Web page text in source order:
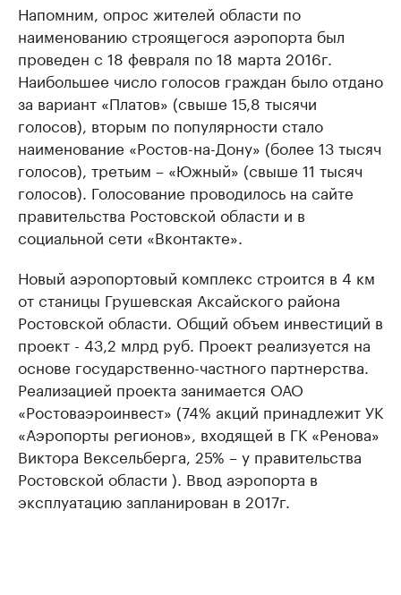
Напомним, опрос жителей области по
наименованию строящегося аэропорта был
проведен с 18 февраля по 18 марта 2016г.
Наибольшее число голосов граждан было отдано
за вариант «Платов» (свыше 15,8 тысячи
голосов), вторым по популярности стало
наименование «Ростов-на-Дону» (более 13 тысяч
голосов), третьим – «Южный» (свыше 11 тысяч
голосов). Голосование проводилось на сайте
правительства Ростовской области и в
социальной сети «Вконтакте».
Новый аэропортовый комплекс строится в 4 км
от станицы Грушевская Аксайского района
Ростовской области. Общий объем инвестиций в
проект - 43,2 млрд руб. Проект реализуется на
основе государственно-частного партнерства.
Реализацией проекта занимается ОАО
«Ростоваэроинвест» (74% акций принадлежит УК
«Аэропорты регионов», входящей в ГК «Ренова»
Виктора Вексельберга, 25% – у правительства
Ростовской области ). Ввод аэропорта в
эксплуатацию запланирован в 2017г.